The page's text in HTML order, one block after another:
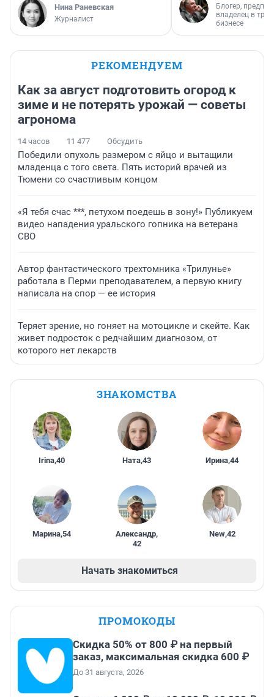
Нина Раневская
Журналист
Блогер,
владелец в
бизнесе
РЕКОМЕНДУЕМ
Как за август подготовить огород к
зиме и не потерять урожай — советы
агронома
14 часов 11 477 Обсудить
Победили опухоль размером с яйцо и вытащили
младенца с того света. Пять историй врачей из
Тюмени со счастливым концом
«Я тебя счас ***, петухом поедешь в зону!» Публикуем
видео нападения уральского гопника на ветерана
СВО
Автор фантастического трехтомника «Трилунье»
работала в Перми преподавателем, а первую книгу
написала на спор — ее история
Теряет зрение, но гоняет на мотоцикле и скейте. Как
живет подросток с редчайшим диагнозом, от
которого нет лекарств
ЗНАКОМСТВА
Irina,40 Ната,43 Ирина,44
Марина,54 Александр,
42
New,42
Начать знакомиться
ПРОМОКОДЫ
Скидка 50% от 800 ₽ на первый
заказ, максимальная скидка 600 ₽
До 31 августа, 2026